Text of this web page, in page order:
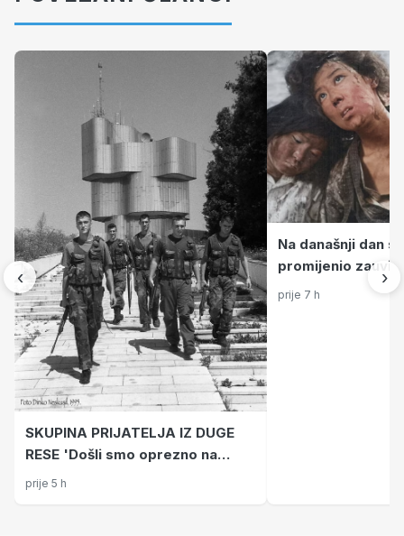
‹
SKUPINA PRIJATELJA IZ DUGE
RESE 'Došli smo oprezno na
Petrovu goru. Mislili smo da
prije 5 h
Na današnji dan
promijenio
postala prvi grad
prije 7 h
›